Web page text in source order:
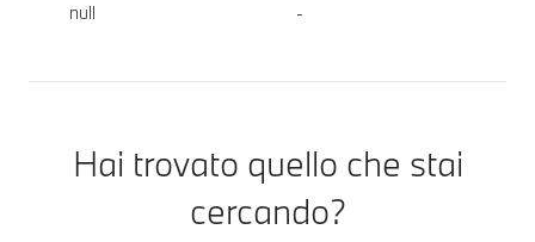
null -
Hai trovato quello che stai
cercando?